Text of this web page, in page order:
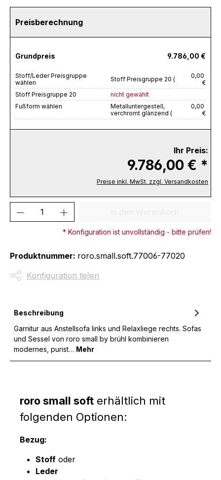
Preisberechnung
Grundpreis 9.786,00 €
Stoff/Leder Preisgruppe
wählen
Stoff Preisgruppe 20 (
0,00
€
Stoff Preisgruppe 20
nicht gewählt
Fußform wählen
Metalluntergestell,
verchromt glänzend (
0,00
€
Ihr Preis:
9.786,00 € *
Preise inkl. MwSt. zzgl. Versandkosten
Produkt Anzahl: Gib den
* Konfiguration ist unvollständig - bitte prüfen!
Produktnummer: roro.small.soft.77006-77020
Konfiguration teilen
Beschreibung
Garnitur aus Anstellsofa links und Relaxliege rechts. Sofas
und Sessel von roro small by brühl kombinieren
modernes, purist… Mehr
roro small soft erhältlich mit
folgenden Optionen:
Bezug:
Stoff oder
Leder